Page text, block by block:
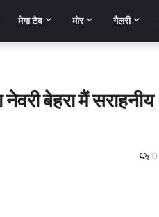
मेगा टैब मोर गैलरी
बेहरा मैं सराहनीय
0